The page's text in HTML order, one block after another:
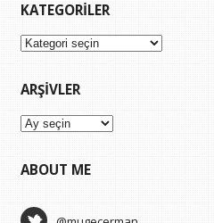
KATEGORILER
Kategoriler
ARŞIVLER
Arşivler
ABOUT ME